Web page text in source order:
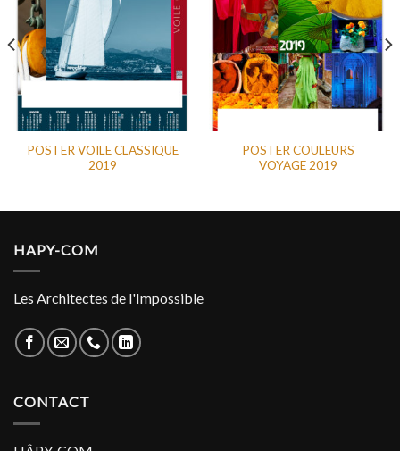
POSTER VOILE CLASSIQUE
2019
POSTER COULEURS
VOYAGE 2019
HAPY-COM
Les Architectes de l'Impossible
CONTACT